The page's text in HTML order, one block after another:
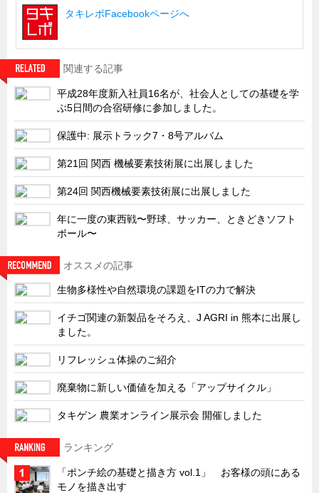
二次電池関連
EV・PHEV充電器関連
再生可能エネルギー
農業関連
半導体製造装置関連
共同溝・無電柱化関連
サーバーラック・エンクロジャー
特装車・バス・トラック関連
フリーザー・フードマシナリー関連
自動販売機・自動改札機関連
CATEGORY
営業、丸ごとフカボリ
新製品開発最前線
Before After
隠れた名品
旬の野菜とタキゲン製品
PICK UP NEWS
ポンチ絵の基礎と描き方
図面の見方・書き方
キャビネット工業会規格「CA300」集中講義
タキレポFacebookページへ
関連する記事
平成28年度新入社員16名が、社会人としての基礎を学
ぶ5日間の合宿研修に参加しました。
保護中: 展示トラック7・8号アルバム
第21回 関西 機械要素技術展に出展しました
第24回 関西機械要素技術展に出展しました
年に一度の東西戦〜野球、サッカー、ときどきソフト
ボール〜
オススメの記事
生物多様性や自然環境の課題をITの力で解決
イチゴ関連の新製品をそろえ、J AGRI in 熊本に出展し
ました。
リフレッシュ体操のご紹介
廃棄物に新しい価値を加える「アップサイクル」
タキゲン 農業オンライン展示会 開催しました
ランキング
「ポンチ絵の基礎と描き方 vol.1」 お客様の頭にある
モノを描き出す